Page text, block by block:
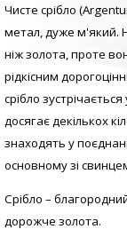
Чисте срібло
метал, дуже м'який.
ніж золота, проте
рідкісним
срібло зустрічається
досягає декількох
знаходять у
основному зі
Срібло –
дорожче золота.